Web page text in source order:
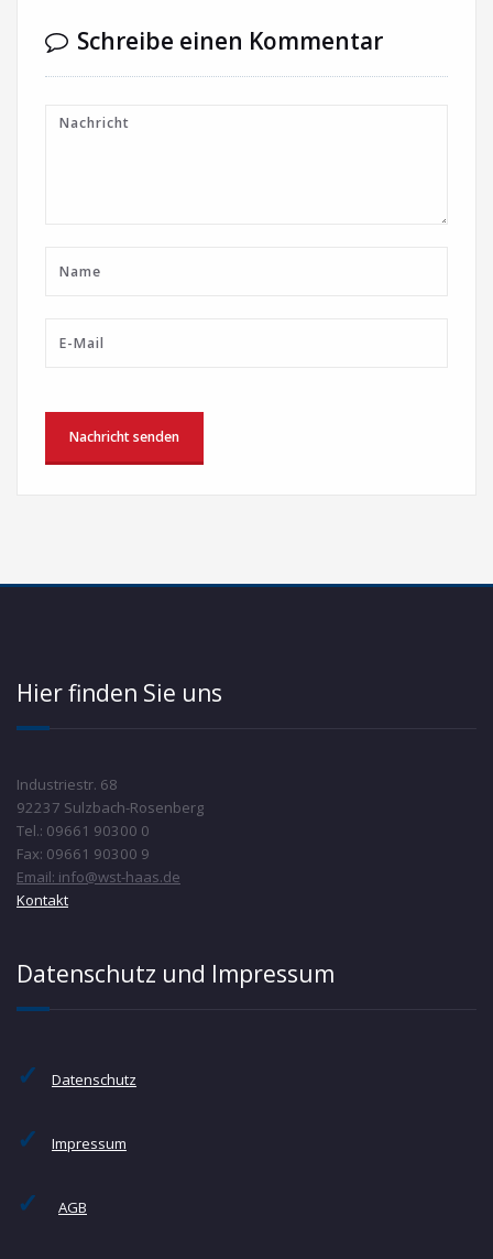
Schreibe einen Kommentar
Hier finden Sie uns
Industriestr. 68
92237 Sulzbach-Rosenberg
Tel.: 09661 90300 0
Fax: 09661 90300 9
Email: info@wst-haas.de
Kontakt
Datenschutz und Impressum
✓ Datenschutz
✓ Impressum
✓ AGB